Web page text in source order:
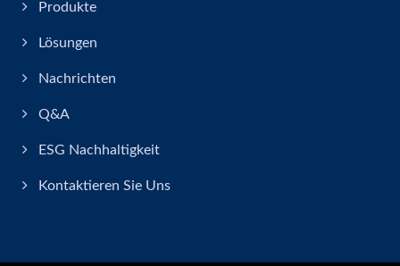
Produkte
Lösungen
Nachrichten
Q&A
ESG Nachhaltigkeit
Kontaktieren Sie Uns